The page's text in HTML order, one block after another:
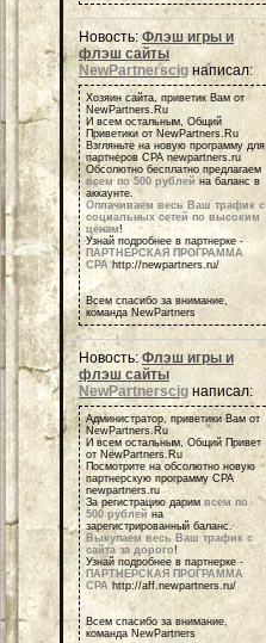
Новость: Флэш игры и
флэш сайты
NewPartnerscig написал:
Хозяин сайта, приветик Вам от
NewPartners.Ru
И всем остальным, Общий
Приветики от NewPartners.Ru
Взгляньте на новую программу для
партнеров СРА newpartners.ru
Обсолютно бесплатно предлагаем
всем по 500 рублей на баланс в
аккаунте.
Оплачиваем весь Ваш трафик с
социальных сетей по высоким
ценам!
Узнай подробнее в партнерке -
ПАРТНЕРСКАЯ ПРОГРАММА
СРА http://newpartners.ru/
Всем спасибо за внимание,
команда NewPartners
Новость: Флэш игры и
флэш сайты
NewPartnerscig написал:
Администратор, приветики Вам от
NewPartners.Ru
И всем остальным, Общий Привет
от NewPartners.Ru
Посмотрите на обсолютно новую
партнерскую программу СРА
newpartners.ru
За регистрацию дарим всем по
500 рублей на
зарегистрированный баланс.
Выкупаем весь Ваш трафик с
сайта за дорого!
Узнай подробнее в партнерке -
ПАРТНЕРСКАЯ ПРОГРАММА
СРА http://aff.newpartners.ru/
Всем спасибо за внимание,
команда NewPartners